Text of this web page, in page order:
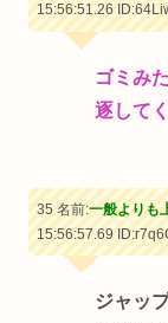
15:56:51.26
ゴミみ
逐して
35 名前:一般よりも
15:56:57.69
ジャッ